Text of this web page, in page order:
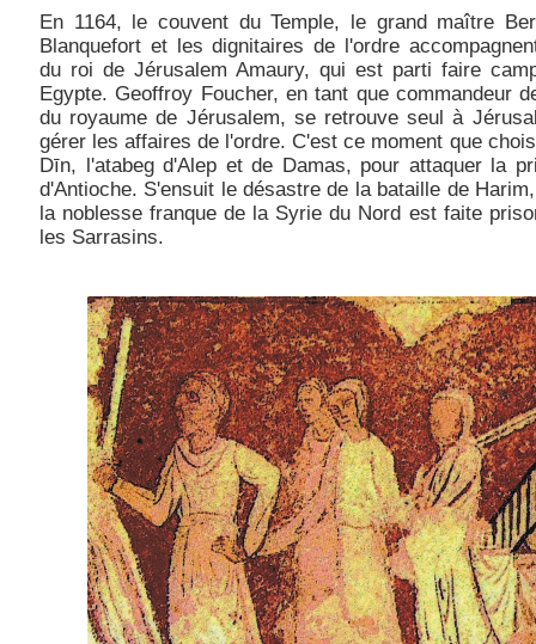
En 1164, le couvent du Temple, le grand maître
Blanquefort et les dignitaires de l'ordre
du roi de Jérusalem Amaury, qui est parti faire
Egypte. Geoffroy Foucher, en tant que commandeur
du royaume de Jérusalem, se retrouve seul à
gérer les affaires de l'ordre. C'est ce moment que
Dīn, l'atabeg d'Alep et de Damas, pour attaquer la
d'Antioche. S'ensuit le désastre de la bataille de
la noblesse franque de la Syrie du Nord est faite
les Sarrasins.